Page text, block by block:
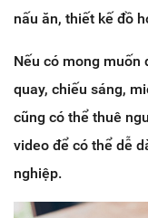
nấu ăn, thiết kế đồ
Nếu có mong muốn
quay, chiếu sáng,
cũng có thể thuê
video để có thể dễ
nghiệp.